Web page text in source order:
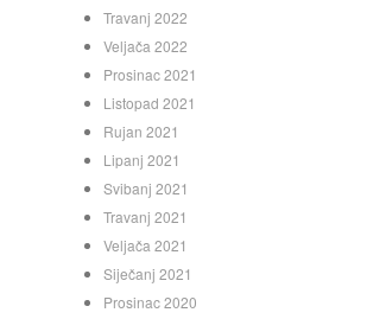
Travanj 2022
Veljača 2022
Prosinac 2021
Listopad 2021
Rujan 2021
Lipanj 2021
Svibanj 2021
Travanj 2021
Veljača 2021
Siječanj 2021
Prosinac 2020